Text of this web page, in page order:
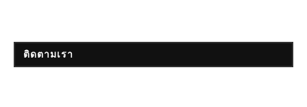
ติดตามเรา